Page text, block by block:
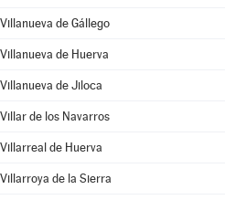
Villanueva de Gállego
Villanueva de Huerva
Villanueva de Jiloca
Villar de los Navarros
Villarreal de Huerva
Villarroya de la Sierra